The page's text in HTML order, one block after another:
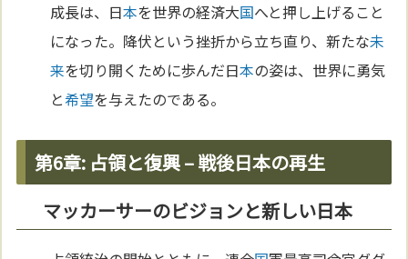
成長は、日本を世界の経済大国へと押し上げること
になった。降伏という挫折から立ち直り、新たな未
来を切り開くために歩んだ日本の姿は、世界に勇気
と希望を与えたのである。
第6章: 占領と復興 – 戦後日本の再生
マッカーサーのビジョンと新しい日本